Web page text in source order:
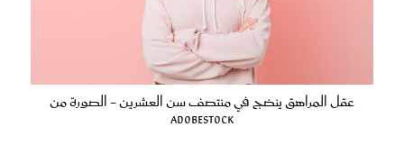
عقل المراهق ينضج في منتصف سن العشرين - الصورة من
AdobeStock